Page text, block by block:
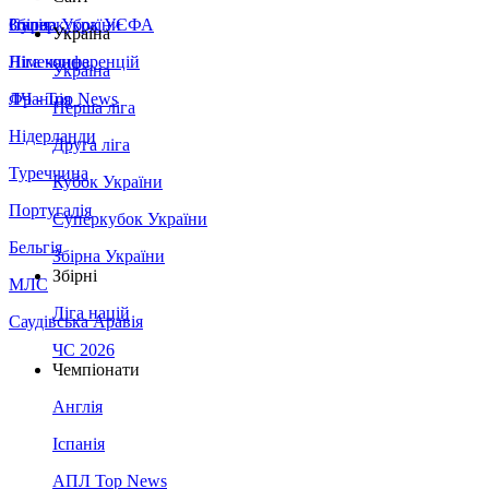
Збірна України
Італія
Німеччина
Франція
Нідерланди
Туреччина
Португалія
Бельгія
МЛС
Саудівська Аравія
Суперкубок УЄФА
Ліга конференцій
ЛЧ - Top News
Україна
Україна
Перша ліга
Друга ліга
Кубок України
Суперкубок України
Збірна України
Збірні
Ліга націй
ЧС 2026
Чемпіонати
Англія
Іспанія
АПЛ Top News